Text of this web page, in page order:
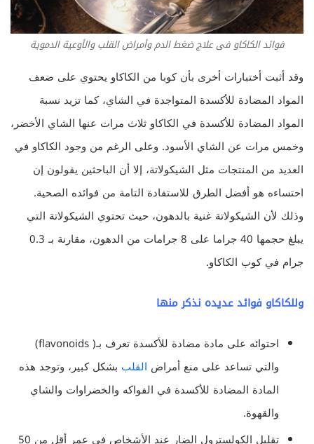
فوائد الكاكاو فى علاج ضغط الدم وأمراض القلب والأوعية الدموية
وقد أثبت أختبارات أخرى بأن كوبا من الكاكاو يحتوي على ضعف
المواد المضادة للأكسدة المتواجدة في الشاي، كما تزيد نسبة
المواد المضادة للأكسدة في الكاكاو ثلاث مرات عنها الشاي الأخضر،
وخمس مرات عن الشاي الأسود. وعلى الرغم من وجود الكاكاو في
العديد من المنتجات مثل الشيكولاتة، إلا أن الباحثين يقولون إن
احتساءه هو أفضل الطرق للاستفادة التامة من فوائده الصحية.
وذلك لأن الشيكولاتة غنية بالدهون، حيث تحتوي الشيكولاتة التي
يبلغ حجمها 40 جراما على 8 جرامات من الدهون، مقارنة بـ 0.3
جرام في كوب الكاكاو.
وللكاكاو فوائد عديده نذكر منها
احتوائه على مادة مضادة للأكسدة تعرف بـ( flavonoids)
والتي تساعد على منع أمراض القلب بشكل كبير، وتوجد هذه
المادة المضادة للأكسدة في الفواكه والخضراوات والشاي
والقهوة.
تقليل الكولسترول الضار عند الأشخاص في عمر أقل من 50